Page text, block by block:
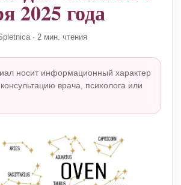
2025 года
· 2 мин. чтения
носит информационный характер
врача, психолога или